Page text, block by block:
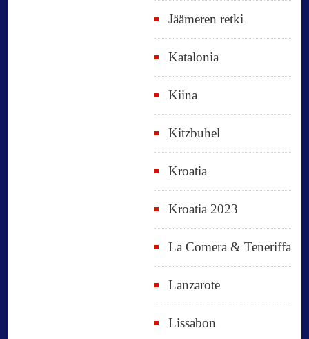
Jäämeren retki
Katalonia
Kiina
Kitzbuhel
Kroatia
Kroatia 2023
La Comera & Teneriffa
Lanzarote
Lissabon